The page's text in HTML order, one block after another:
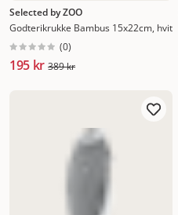
Selected by ZOO
Godterikrukke Bambus 15x22cm, hvit
(0)
195 kr 389 kr